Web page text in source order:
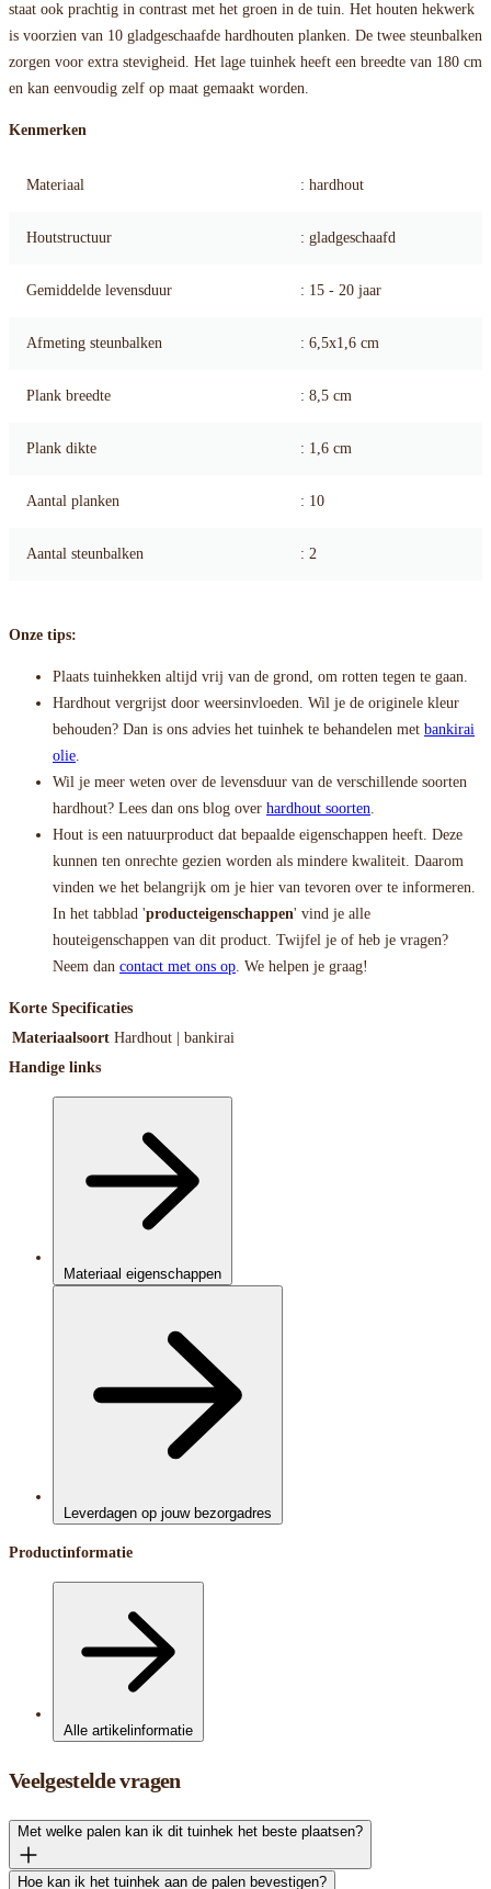
staat ook prachtig in contrast met het groen in de tuin. Het houten hekwerk
is voorzien van 10 gladgeschaafde hardhouten planken. De twee steunbalken
zorgen voor extra stevigheid. Het lage tuinhek heeft een breedte van 180 cm
en kan eenvoudig zelf op maat gemaakt worden.
Kenmerken
Materiaal : hardhout
Houtstructuur : gladgeschaafd
Gemiddelde levensduur : 15 - 20 jaar
Afmeting steunbalken : 6,5x1,6 cm
Plank breedte : 8,5 cm
Plank dikte : 1,6 cm
Aantal planken : 10
Aantal steunbalken : 2
Onze tips:
Plaats tuinhekken altijd vrij van de grond, om rotten tegen te gaan.
Hardhout vergrijst door weersinvloeden. Wil je de originele kleur
behouden? Dan is ons advies het tuinhek te behandelen met bankirai
olie.
Wil je meer weten over de levensduur van de verschillende soorten
hardhout? Lees dan ons blog over hardhout soorten.
Hout is een natuurproduct dat bepaalde eigenschappen heeft. Deze
kunnen ten onrechte gezien worden als mindere kwaliteit. Daarom
vinden we het belangrijk om je hier van tevoren over te informeren.
In het tabblad 'producteigenschappen' vind je alle
houteigenschappen van dit product. Twijfel je of heb je vragen?
Neem dan contact met ons op. We helpen je graag!
Korte Specificaties
Materiaalsoort Hardhout | bankirai
Handige links
Materiaal eigenschappen
Leverdagen op jouw bezorgadres
Productinformatie
Alle artikelinformatie
Veelgestelde vragen
Met welke palen kan ik dit tuinhek het beste plaatsen?
Hoe kan ik het tuinhek aan de palen bevestigen?